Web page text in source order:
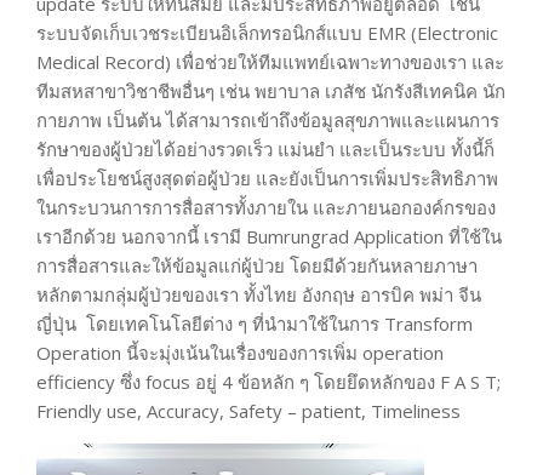
ระบบจัดเก็บเวชระเบียนอิเล็กทรอนิกส์แบบ EMR (Electronic
Medical Record) เพื่อช่วยให้ทีมแพทย์เฉพาะทางของเรา และ
ทีมสหสาขาวิชาชีพอื่นๆ เช่น พยาบาล เภสัช นักรังสีเทคนิค นัก
กายภาพ เป็นต้น ได้สามารถเข้าถึงข้อมูลสุขภาพและแผนการ
รักษาของผู้ป่วยได้อย่างรวดเร็ว แม่นยำ และเป็นระบบ ทั้งนี้ก็
เพื่อประโยชน์สูงสุดต่อผู้ป่วย และยังเป็นการเพิ่มประสิทธิภาพ
ในกระบวนการการสื่อสารทั้งภายใน และภายนอกองค์กรของ
เราอีกด้วย นอกจากนี้ เรามี Bumrungrad Application ที่ใช้ใน
การสื่อสารและให้ข้อมูลแก่ผู้ป่วย โดยมีด้วยกันหลายภาษา
หลักตามกลุ่มผู้ป่วยของเรา ทั้งไทย อังกฤษ อารบิค พม่า จีน
ญี่ปุ่น โดยเทคโนโลยีต่าง ๆ ที่นำมาใช้ในการ Transform
Operation นี้จะมุ่งเน้นในเรื่องของการเพิ่ม operation
efficiency ซึ่ง focus อยู่ 4 ข้อหลัก ๆ โดยยึดหลักของ F A S T;
Friendly use, Accuracy, Safety – patient, Timeliness